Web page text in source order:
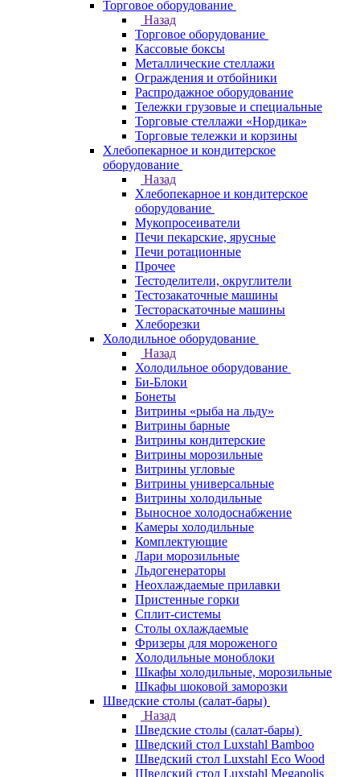
Торговое оборудование
Назад
Торговое оборудование
Кассовые боксы
Металлические стеллажи
Ограждения и отбойники
Распродажное оборудование
Тележки грузовые и специальные
Торговые стеллажи «Нордика»
Торговые тележки и корзины
Хлебопекарное и кондитерское
оборудование
Назад
Хлебопекарное и кондитерское
оборудование
Мукопросеиватели
Печи пекарские, ярусные
Печи ротационные
Прочее
Тестоделители, округлители
Тестозакаточные машины
Тестораскаточные машины
Хлеборезки
Холодильное оборудование
Назад
Холодильное оборудование
Би-Блоки
Бонеты
Витрины «рыба на льду»
Витрины барные
Витрины кондитерские
Витрины морозильные
Витрины угловые
Витрины универсальные
Витрины холодильные
Выносное холодоснабжение
Камеры холодильные
Комплектующие
Лари морозильные
Льдогенераторы
Неохлаждаемые прилавки
Пристенные горки
Сплит-системы
Столы охлаждаемые
Фризеры для мороженого
Холодильные моноблоки
Шкафы холодильные, морозильные
Шкафы шоковой заморозки
Шведские столы (салат-бары)
Назад
Шведские столы (салат-бары)
Шведский стол Luxstahl Bamboo
Шведский стол Luxstahl Eco Wood
Шведский стол Luxstahl Megapolis